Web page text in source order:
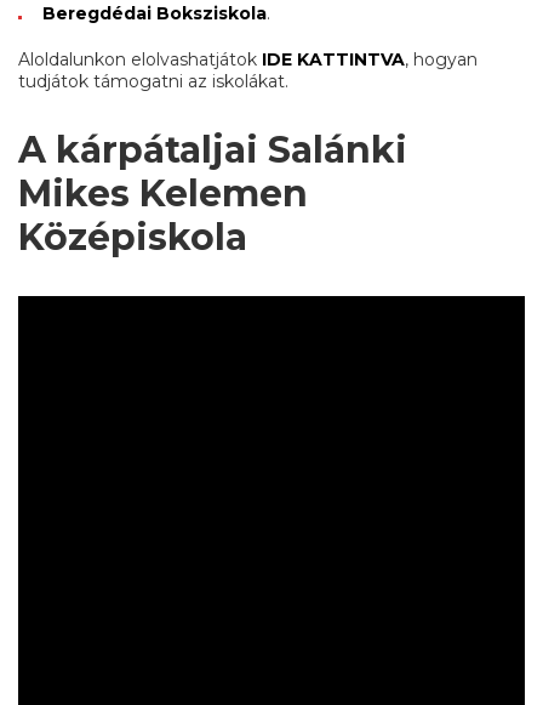
Beregdédai Boksziskola.
Aloldalunkon elolvashatjátok IDE KATTINTVA, hogyan
tudjátok támogatni az iskolákat.
A kárpátaljai Salánki
Mikes Kelemen
Középiskola